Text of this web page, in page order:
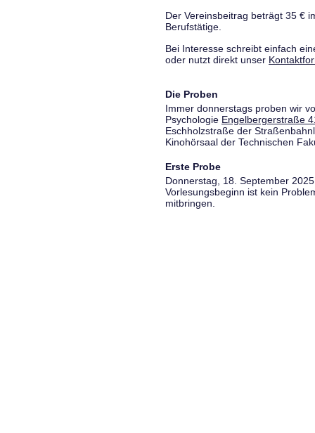
Der Vereinsbeitrag beträgt 35 €
Berufstätige.
Bei Interesse schreibt einfach
oder nutzt direkt unser
Die Proben
Immer donnerstags proben wir
Psychologie Engelbergerstraße
Eschholzstraße der
Kinohörsaal der Technischen
Erste Probe
Donnerstag, 18. September
Vorlesungsbeginn ist kein
mitbringen.